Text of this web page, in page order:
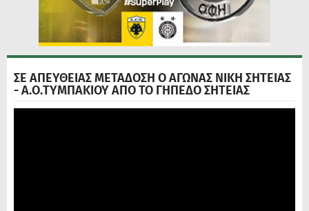
ΣΕ ΑΠΕΥΘΕΙΑΣ ΜΕΤΑΔΟΣΗ Ο ΑΓΩΝΑΣ ΝΙΚΗ ΣΗΤΕΙΑΣ
- Α.Ο.ΤΥΜΠΑΚΙΟΥ ΑΠΟ ΤΟ ΓΗΠΕΔΟ ΣΗΤΕΙΑΣ